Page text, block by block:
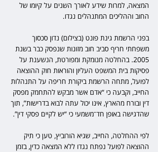
המצאה, למרות שידע לאורך השנים על קיומו של
החוב וההליכים המתנהלים נגדו.
בפני הרשמת גינת פונט (בצילום) נדון סכסוך
משפחתי חריף סביב חוב מזונות שנפסק כבר בשנת
2005. בהחלטה מנומקת ומפורטת, הנשענת על
פסיקות בית המשפט העליון והוראות חוק ההוצאה
לפועל, מתחה הרשמת ביקורת חריפה על התנהלות
החייב, וקבעה כי “אדם אשר מבקש להתחמק מפסק
דין ובורח מהארץ, אינו יכול עתה לבוא בדרישות”, תוך
שהדגישה באופן חד־משמעי כי “יש לקיים פסקי דין”.
לפי ההחלטה, החייב, שגיא הורוביץ, טען כי תיק
ההוצאה לפועל נפתח נגדו ללא המצאה כדין, בזמן